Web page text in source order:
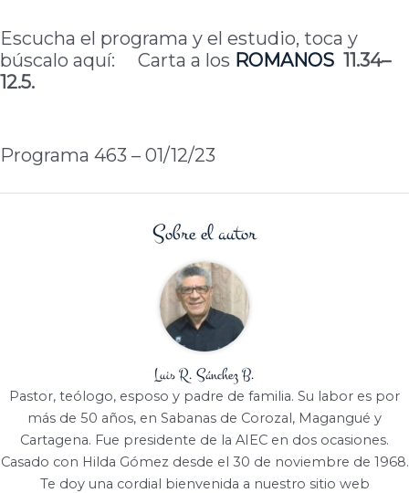
Escucha el programa y el estudio, toca y
búscalo aquí: Carta a los ROMANOS 11.34–
12.5.
Programa 463 – 01/12/23
Sobre el autor
Luis R. Sánchez B.
Pastor, teólogo, esposo y padre de familia. Su labor es por
más de 50 años, en Sabanas de Corozal, Magangué y
Cartagena. Fue presidente de la AIEC en dos ocasiones.
Casado con Hilda Gómez desde el 30 de noviembre de 1968.
Te doy una cordial bienvenida a nuestro sitio web